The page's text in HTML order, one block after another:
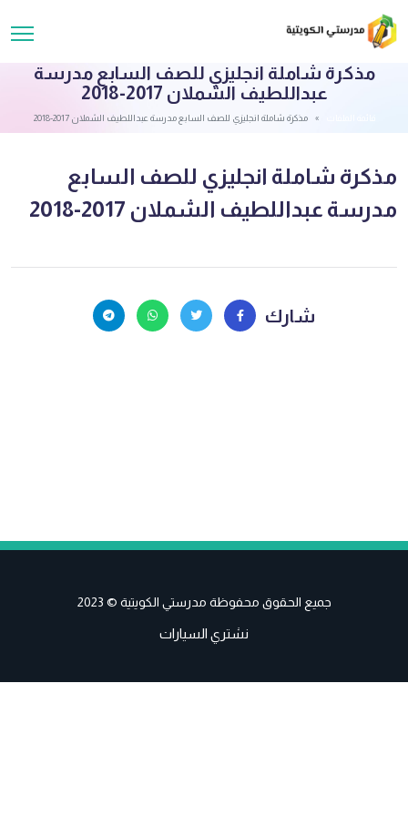
مذكرة شاملة انجليزي للصف السابع مدرسة
عبداللطيف الشملان 2017-2018
مذكرة شاملة انجليزي للصف السابع مدرسة عبداللطيف الشملان 2017-2018
مذكرة شاملة انجليزي للصف السابع
مدرسة عبداللطيف الشملان 2017-2018
شارك
جميع الحقوق محفوظة مدرستي الكويتية © 2023
نشتري السيارات